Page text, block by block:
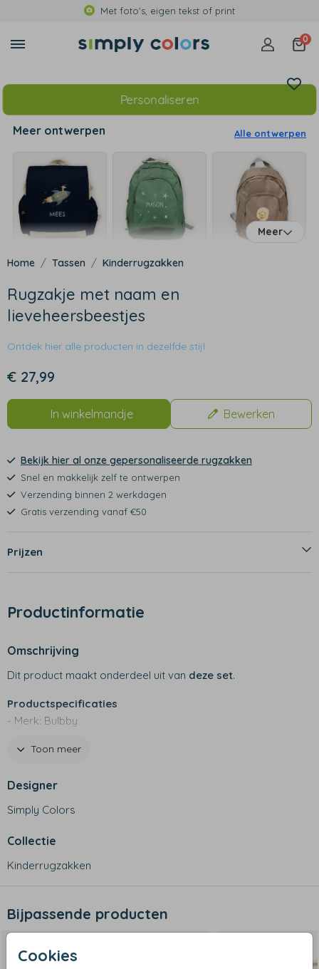
Met foto's, eigen tekst of print
0
Cookies
Personaliseren
Meer ontwerpen Alle ontwerpen
Meer
Tassen Kinderrugzakken
Rugzakje met naam en
lieveheersbeestjes
Ontdek hier alle producten in dezelfde stijl
€ 27,99
In winkelmandje Bewerken
Bekijk hier al onze gepersonaliseerde rugzakken
Snel en makkelijk zelf te ontwerpen
Verzending binnen 2 werkdagen
Gratis verzending vanaf €50
Prijzen
Productinformatie
Omschrijving
Dit product maakt onderdeel uit van deze set.
Productspecificaties
- Merk: Bulbby
- 600 D materiaal
- Twee vakjes aan de zijkant, binnen vakje en hoofdvak
met rits
- Niet geschikt voor in de wasmachine
Toon meer
Designer
Simply Colors
Collectie
Kinderrugzakken
Bijpassende producten